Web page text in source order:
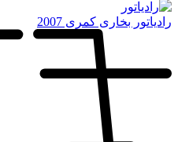
رادیاتور بخاری کمری 2007